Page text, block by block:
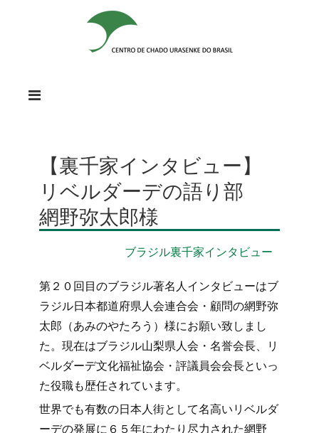
【裏千家インタビュー】
リベルダーデの語り部
網野弥太郎様
ブラジル裏千家インタビュー
第２０回目のブラジル著名人インタビューはブ
ラジル日本都道府県人会連合会・顧問の網野弥
太郎（あみのやたろう）様にお願い致しまし
た。現在はブラジル山梨県人会・名誉会長、リ
ベルダーデ文化福祉協会・評議員会会長といっ
た役職も歴任されています。
世界でも有数の日本人街として名高いリベルダ
ーデの発展に６５年にわたり尽力された網野